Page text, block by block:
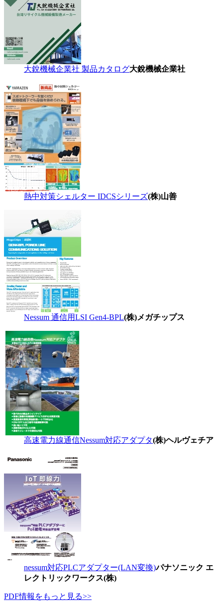
大銳機械企業社 製品カタログ大銳機械企業社
熱中対策シェルター IDCSシリーズ(株)山善
Nessum 通信用LSI Gen4-BPL(株)メガチップス
高速電力線通信Nessum対応アダプタ(株)ヘルヴェチア
nessum対応PLCアダプター(LAN変換)パナソニック エ
レクトリックワークス(株)
PDF情報をもっと見る>>